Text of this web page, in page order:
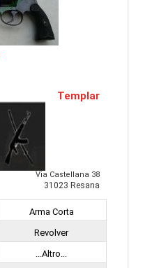
Templar
Via Castellana 38
31023 Resana
Arma Corta
Revolver
...Altro...